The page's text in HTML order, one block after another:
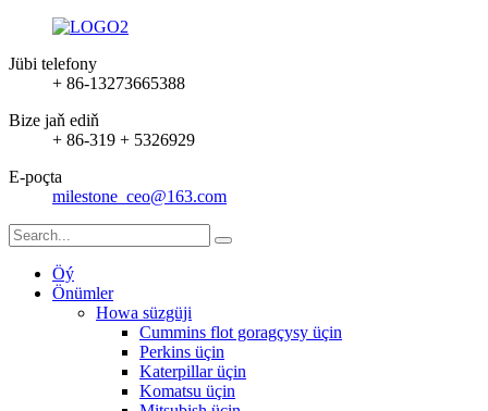
Jübi telefony
+ 86-13273665388
Bize jaň ediň
+ 86-319 + 5326929
E-poçta
milestone_ceo@163.com
Öý
Önümler
Howa süzgüji
Cummins flot goragçysy üçin
Perkins üçin
Katerpillar üçin
Komatsu üçin